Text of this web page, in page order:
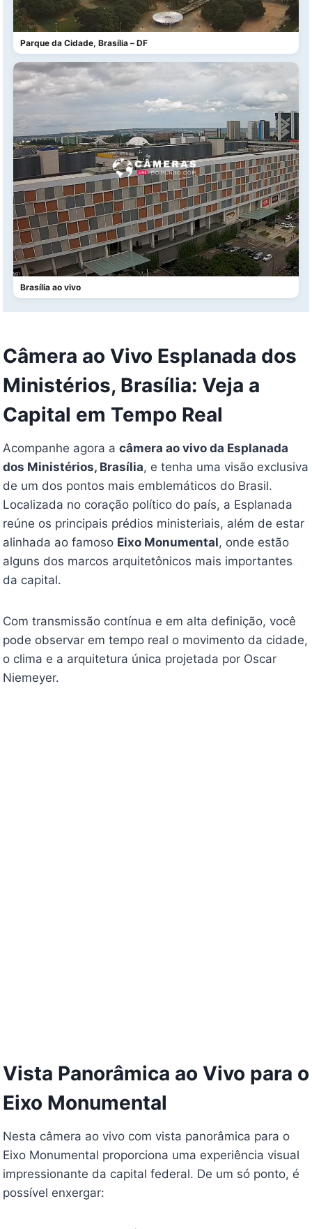
Parque da Cidade, Brasília – DF
Brasília ao vivo
Câmera ao Vivo Esplanada dos
Ministérios, Brasília: Veja a
Capital em Tempo Real
Acompanhe agora a câmera ao vivo da Esplanada
dos Ministérios, Brasília, e tenha uma visão exclusiva
de um dos pontos mais emblemáticos do Brasil.
Localizada no coração político do país, a Esplanada
reúne os principais prédios ministeriais, além de estar
alinhada ao famoso Eixo Monumental, onde estão
alguns dos marcos arquitetônicos mais importantes
da capital.
Com transmissão contínua e em alta definição, você
pode observar em tempo real o movimento da cidade,
o clima e a arquitetura única projetada por Oscar
Niemeyer.
Vista Panorâmica ao Vivo para o
Eixo Monumental
Nesta câmera ao vivo com vista panorâmica para o
Eixo Monumental proporciona uma experiência visual
impressionante da capital federal. De um só ponto, é
possível enxergar: